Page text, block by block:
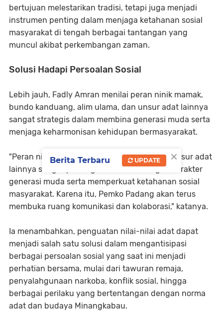
bertujuan melestarikan tradisi, tetapi juga menjadi
instrumen penting dalam menjaga ketahanan sosial
masyarakat di tengah berbagai tantangan yang
muncul akibat perkembangan zaman.
Solusi Hadapi Persoalan Sosial
Lebih jauh, Fadly Amran menilai peran ninik mamak,
bundo kanduang, alim ulama, dan unsur adat lainnya
sangat strategis dalam membina generasi muda serta
menjaga keharmonisan kehidupan bermasyarakat.
"Peran ninik mamak, bundo kanduang, dan unsur adat
lainnya sangat penting dalam membangun karakter
generasi muda serta memperkuat ketahanan sosial
masyarakat. Karena itu, Pemko Padang akan terus
membuka ruang komunikasi dan kolaborasi," katanya.
Ia menambahkan, penguatan nilai-nilai adat dapat
menjadi salah satu solusi dalam mengantisipasi
berbagai persoalan sosial yang saat ini menjadi
perhatian bersama, mulai dari tawuran remaja,
penyalahgunaan narkoba, konflik sosial, hingga
berbagai perilaku yang bertentangan dengan norma
adat dan budaya Minangkabau.
×
Berita Terbaru UPDATE